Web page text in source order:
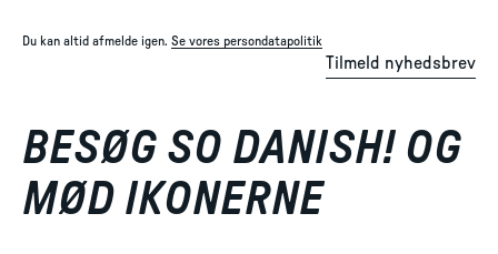
Du kan altid afmelde igen. Se vores persondatapolitik
Tilmeld nyhedsbrev
BESØG SO DANISH! OG
MØD IKONERNE